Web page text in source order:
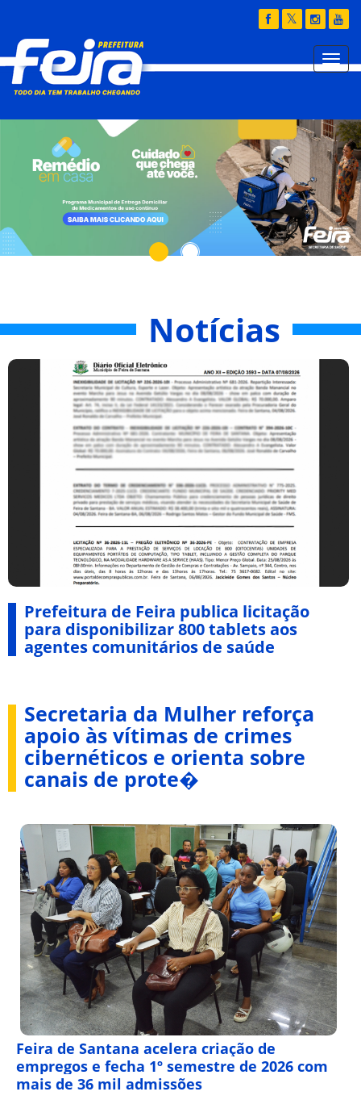
Notícias
Prefeitura de Feira publica licitação
para disponibilizar 800 tablets aos
agentes comunitários de saúde
Secretaria da Mulher reforça
apoio às vítimas de crimes
cibernéticos e orienta sobre
canais de prote�
Feira de Santana acelera criação de
empregos e fecha 1º semestre de 2026 com
mais de 36 mil admissões